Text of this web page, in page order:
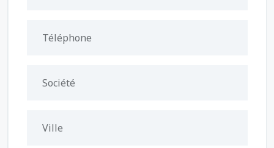
Téléphone
Société
Ville